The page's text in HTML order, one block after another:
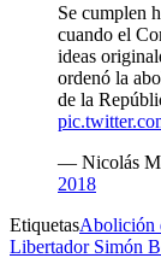
Se cumplen
cuando el
ideas
ordenó la
de la
— Nicolás
2018
EtiquetasAbolición
Libertador Simón